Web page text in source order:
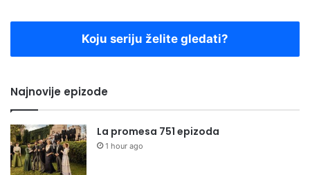
Koju seriju želite gledati?
Najnovije epizode
La promesa 751 epizoda
1 hour ago